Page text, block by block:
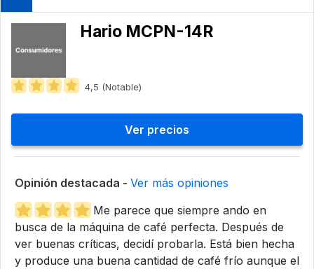
Hario ‎MCPN-14R
4,5 (Notable)
Ver precios
Opinión destacada - Ver más opiniones
Me parece que siempre ando en
busca de la máquina de café perfecta. Después de
ver buenas críticas, decidí probarla. Está bien hecha
y produce una buena cantidad de café frío aunque el